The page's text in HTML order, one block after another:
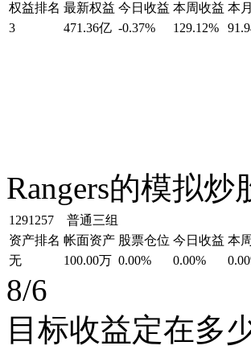
权益排名 最新权益 今日收益 本周收益 本
3
471.36亿 -0.37% 129.12%
Rangers的模拟炒
1291257 普通三组
资产排名 帐面资产 股票仓位 今日收益 本
无
100.00万 0.00% 0.00%
8/6
目标收益定在多